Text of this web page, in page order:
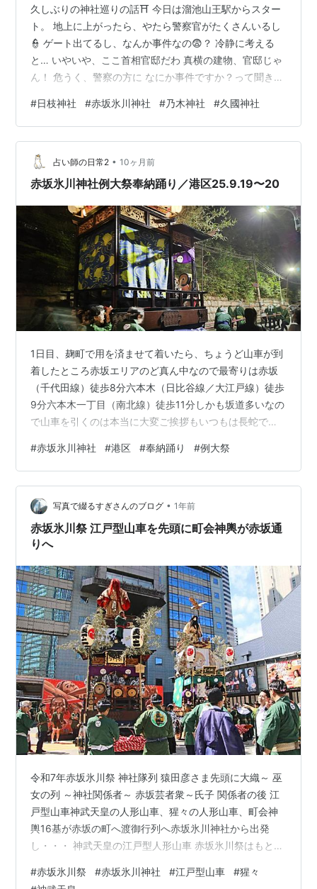
久しぶりの神社巡りの話⛩️ 今日は溜池山王駅からスター
ト。 地上に上がったら、やたら警察官がたくさんいるし
👮 ゲート出てるし、なんか事件なの😨？ 冷静に考える
と… いやいや、ここ首相官邸だわ 真横の建物、官邸じゃ
ん！ 危うく、警察の方に なにか事件ですか？って聞きそ
ビル群の中に 立派な鳥居が出現する【日枝神社】 前に写
真を見た時に、一目ぼれした鳥居です。 天気が悪いのが
悔やまれる😢 この鳥居の素敵さもさることながら、神社
はこの時期賑わっていて 七五三のかわいい子どもたちが
たくさん来ていました。なごむ🤗 ちょっと雨が降っちゃ
#日枝神社 #赤坂氷川神社 #乃木神社 #久國神社
占い師の日常2 • 10ヶ月前
赤坂氷川神社例大祭奉納踊り／港区25.9.19〜20
1日目、麹町で用を済ませて着いたら、ちょうど山車が到
着したところ赤坂エリアのど真ん中なので最寄りは赤坂
（千代田線）徒歩8分六本木（日比谷線／大江戸線）徒歩
9分六本木一丁目（南北線）徒歩11分しかも坂道多いなの
で山車を引くのは本当に大変ご挨拶もいつもは長蛇です
間、1時間づつで行ったので踊った曲だけ載せておきます
（覚書） 赤坂音頭赤坂あかね音頭赤坂豊川音頭赤坂小唄
ドタレバチかがやき音頭少年八木節（ここVer.)会津磐梯
山佐渡おけさ真室川音頭盆ギリ恋歌恋のブギウギナイト
夜に駆けるステテコシャンシャン順不同and more半分W
って多分これともうちょ…
#赤坂氷川神社 #港区 #奉納踊り #例大祭
写真で綴るすぎさんのブログ • 1年前
赤坂氷川祭 江戸型山車を先頭に町会神輿が赤坂通
りへ
令和7年赤坂氷川祭 神社隊列 猿田彦さま先頭に大織～ 巫
女の列 ～神社関係者～ 赤坂芸者衆～氏子 関係者の後 江
戸型山車神武天皇の人形山車、猩々の人形山車、町会神
輿16基が赤坂の町へ渡御行列へ赤坂氷川神社から出発
し・・・ 神武天皇の江戸型人形山車 赤坂氷川祭はもとも
いました。江戸時代、江戸東京の各神社でも山車の巡行
#赤坂氷川祭 #赤坂氷川神社 #江戸型山車 #猩々